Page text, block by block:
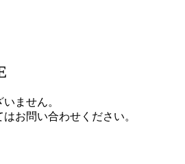
ません。
お問い合わせください。